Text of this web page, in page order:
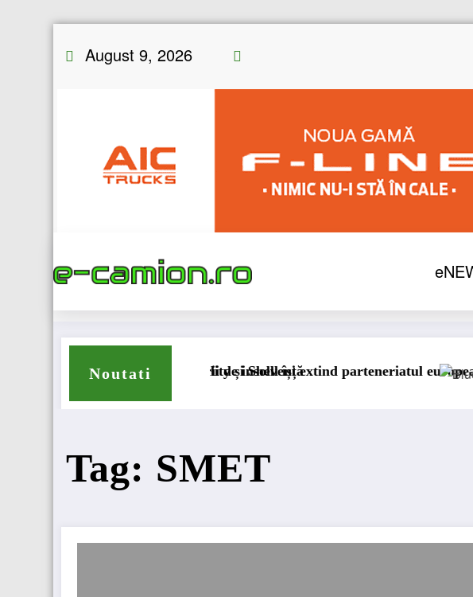
August 9, 2026
Noutati
procedurii de insolvență
DKV Mobility și Shell își extind parteneriatul europeanBlue River:
Tag: SMET